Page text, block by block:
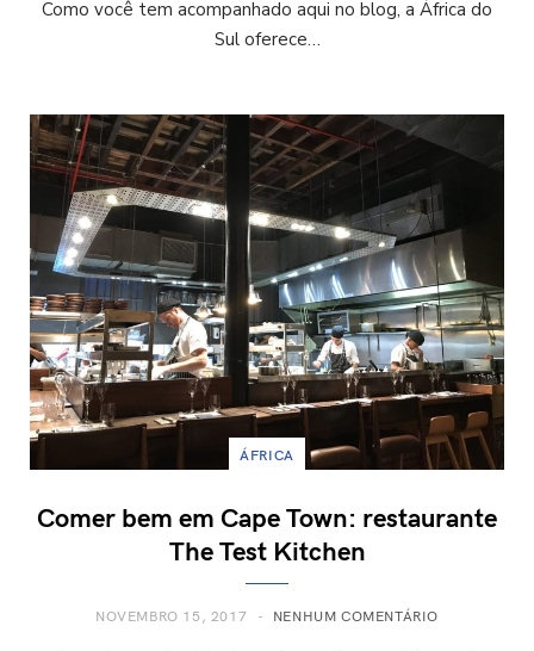
Como você tem acompanhado aqui no blog, a África do
Sul oferece…
ÁFRICA
Comer bem em Cape Town: restaurante
The Test Kitchen
NOVEMBRO 15, 2017 NENHUM COMENTÁRIO